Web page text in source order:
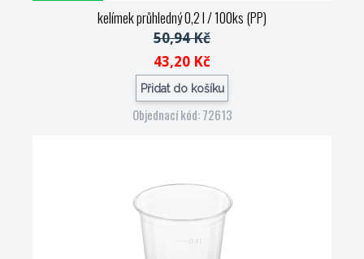
kelímek průhledný 0,2 l / 100ks (PP)
50,94 Kč
43,20 Kč
Přidat do košíku
Objednací kód: 72613